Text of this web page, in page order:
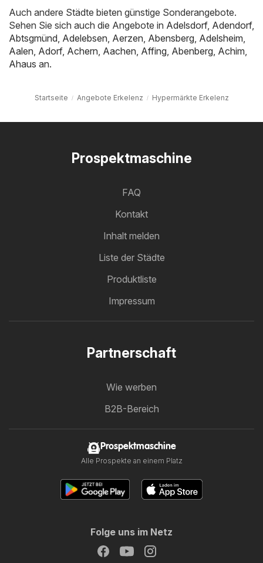
Auch andere Städte bieten günstige Sonderangebote.
Sehen Sie sich auch die Angebote in Adelsdorf, Adendorf,
Abtsgmünd Adelebsen Aerzen Abensberg Adelsheim
Aalen Adorf, Achern Aachen Affing Abenberg Achim
Ahaus an.
Startseite Angebote Erkelenz Hypermärkte Erkelenz
Prospektmaschine
FAQ
Kontakt
Inhalt melden
Liste der Städte
Produktliste
Impressum
Partnerschaft
Wie werben
B2B-Bereich
Prospektmaschine
Alle Prospekte an einem Platz
Folge uns im Netz